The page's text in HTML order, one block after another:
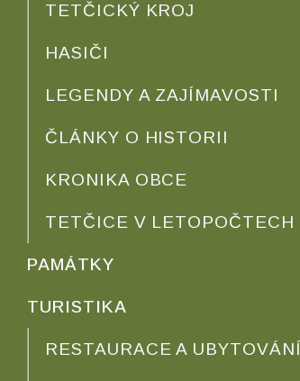
TETČICKÝ KROJ
HASIČI
LEGENDY A ZAJÍMAVOSTI
ČLÁNKY O HISTORII
KRONIKA OBCE
TETČICE V LETOPOČTECH
PAMÁTKY
TURISTIKA
RESTAURACE A UBYTOVÁNÍ